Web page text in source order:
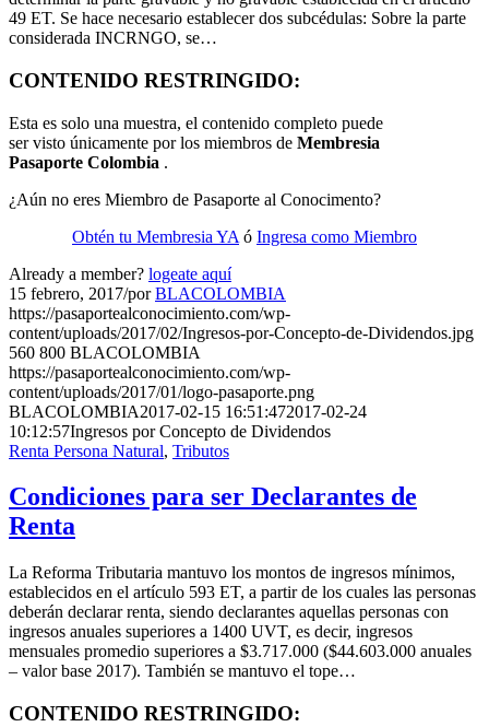
49 ET. Se hace necesario establecer dos subcédulas: Sobre la parte
considerada INCRNGO, se…
CONTENIDO RESTRINGIDO:
Esta es solo una muestra, el contenido completo puede
ser visto únicamente por los miembros de Membresia
Pasaporte Colombia .
¿Aún no eres Miembro de Pasaporte al Conocimento?
Obtén tu Membresia YA ó Ingresa como Miembro
Already a member? logeate aquí
15 febrero, 2017/porBLACOLOMBIA
https://pasaportealconocimiento.com/wp-
content/uploads/2017/02/Ingresos-por-Concepto-de-Dividendos.jpg
560 800 BLACOLOMBIA
https://pasaportealconocimiento.com/wp-
content/uploads/2017/01/logo-pasaporte.png
BLACOLOMBIA2017-02-15 16:51:472017-02-24
10:12:57Ingresos por Concepto de Dividendos
Renta Persona Natural, Tributos
Condiciones para ser Declarantes de
Renta
La Reforma Tributaria mantuvo los montos de ingresos mínimos,
establecidos en el artículo 593 ET, a partir de los cuales las personas
deberán declarar renta, siendo declarantes aquellas personas con
ingresos anuales superiores a 1400 UVT, es decir, ingresos
mensuales promedio superiores a $3.717.000 ($44.603.000 anuales
– valor base 2017). También se mantuvo el tope…
CONTENIDO RESTRINGIDO: